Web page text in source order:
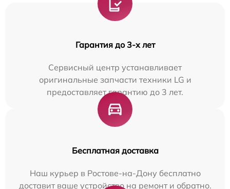
Гарантия до 3-х лет
Сервисный центр устанавливает
оригинальные запчасти техники LG и
предоставляет гарантию до 3 лет.
Бесплатная доставка
Наш курьер в Ростове-на-Дону бесплатно
доставит ваше устройство на ремонт и обратно.